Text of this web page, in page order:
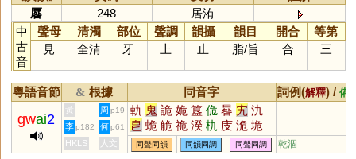
厬
248
居洧
中
古
音
聲母 清濁 部位 聲調 韻攝 韻目 開合
等第
見
全清 牙 上 止 脂/旨 合 三
粵語音節 & 根據 同音字 詞例(解釋) / 備
gwai2
黃 周 p19 軌 鬼 詭 姽 簋 佹 晷 宄 氿
皀 蛫 觤 祪 湀 朹 庋 洈 垝
媿 庪 匭
李 p182 何 p61
HKLS 人文 同聲同韻 同韻同調 同聲同調 乾涸